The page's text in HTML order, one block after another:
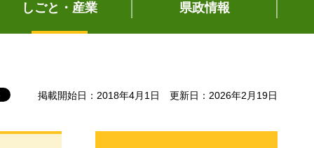
しごと・産業 県政情報
掲載開始日：2018年4月1日 更新日：2026年2月19日